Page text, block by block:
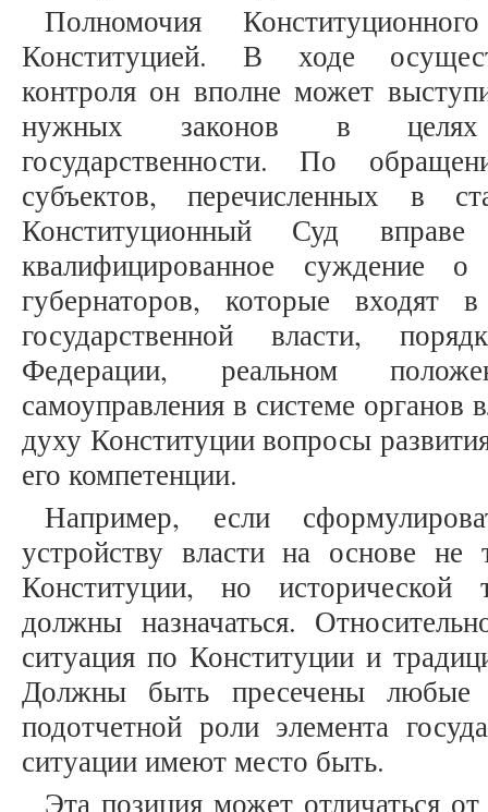
Полномочия
Конституцией. В ходе
контроля он вполне может
нужных законов в целях
государственности. По
субъектов, перечисленных в
Конституционный Суд
квалифицированное суждение
губернаторов, которые входят
государственной власти,
Федерации, реальном
самоуправления в системе
духу Конституции вопросы
его компетенции.
Например, если
устройству власти на основе
Конституции, но исторической
должны назначаться.
ситуация по Конституции и
Должны быть пресечены любые
подотчетной роли элемента
ситуации имеют место быть.
Эта позиция может отличаться